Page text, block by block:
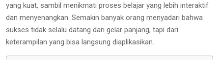
yang kuat, sambil menikmati proses belajar yang lebih interaktif
dan menyenangkan. Semakin banyak orang menyadari bahwa
sukses tidak selalu datang dari gelar panjang, tapi dari
keterampilan yang bisa langsung diaplikasikan.